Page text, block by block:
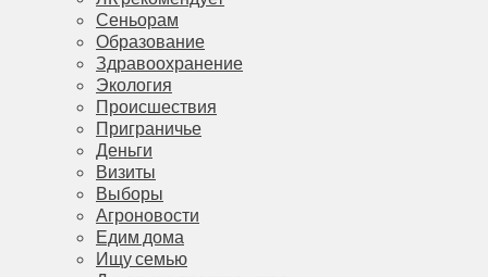
Сеньорам
Образование
Здравоохранение
Экология
Происшествия
Приграничье
Деньги
Визиты
Выборы
Агроновости
Едим дома
Ищу семью